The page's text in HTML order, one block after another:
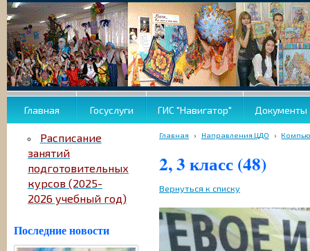
Главная Госуслуги ГИС "Навигатор" Документы
Расписание
занятий
подготовительных
курсов (2025-
2026 учебный год)
Последние новости
Главная › Направления ЦДО ›
2, 3 класс (48)
Вернуться к списку